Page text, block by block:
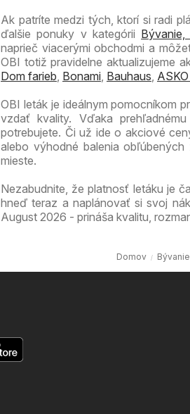
Ak patríte medzi tých, ktorí si radi
ďalšie ponuky v kategórii
naprieč viacerými obchodmi a
OBI totiž pravidelne aktualizujeme
Dom farieb, Bonami, Bauhaus,
OBI leták je ideálnym pomocníkom
vzdať kvality. Vďaka
potrebujete. Či už ide o akciové
alebo výhodné balenia
mieste.
Nezabudnite, že platnosť letáku je
hneď teraz a naplánovať si svoj
August 2026 - prináša kvalitu,
Domov